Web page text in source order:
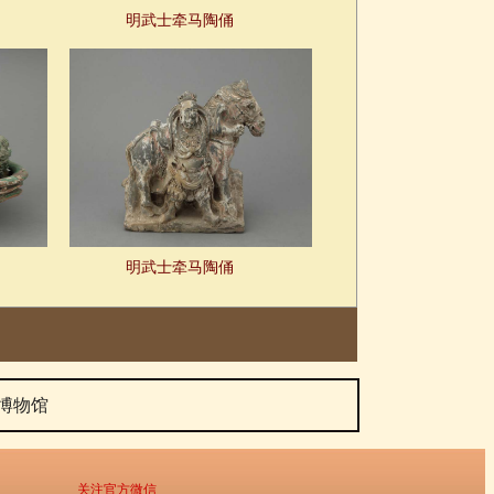
明武士牵马陶俑
明武士牵马陶俑
物馆
关注官方微信